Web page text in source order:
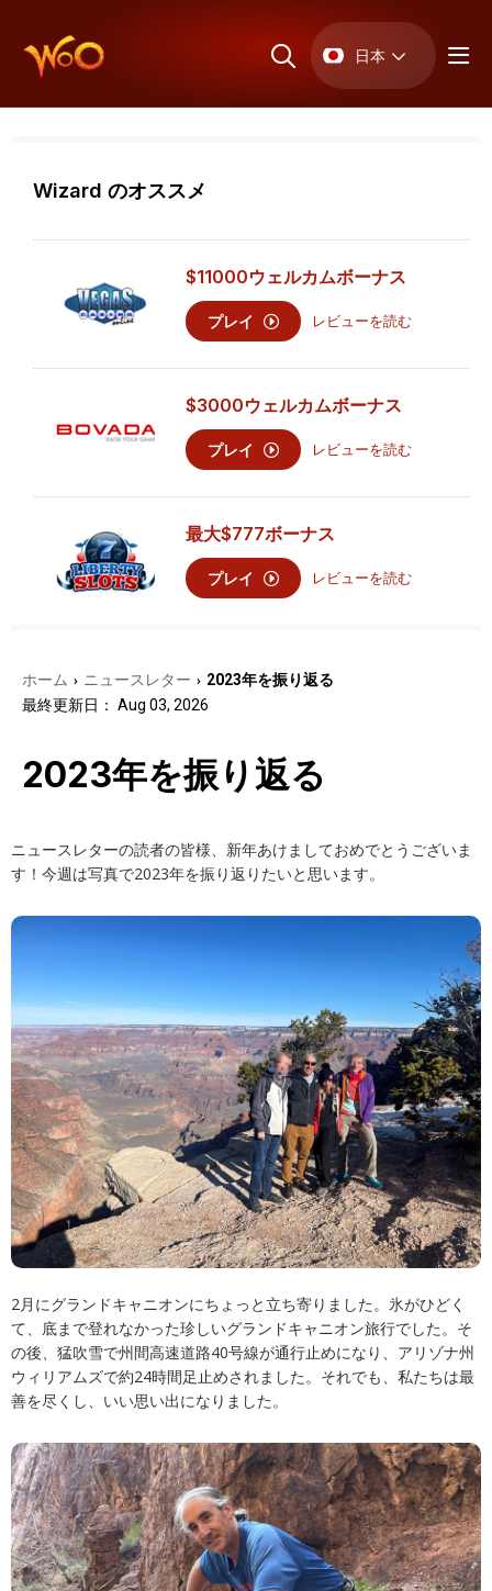
日本
Wizard のオススメ
$11000ウェルカムボーナス
プレイ レビューを読む
$3000ウェルカムボーナス
プレイ レビューを読む
最大$777ボーナス
プレイ レビューを読む
ホーム › ニュースレター › 2023年を振り返る
最終更新日： Aug 03, 2026
2023年を振り返る
ニュースレターの読者の皆様、新年あけましておめでとうございま
す！今週は写真で2023年を振り返りたいと思います。
2月にグランドキャニオンにちょっと立ち寄りました。氷がひどく
て、底まで登れなかった珍しいグランドキャニオン旅行でした。そ
の後、猛吹雪で州間高速道路40号線が通行止めになり、アリゾナ州
ウィリアムズで約24時間足止めされました。それでも、私たちは最
善を尽くし、いい思い出になりました。